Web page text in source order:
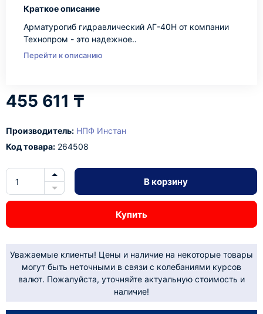
Краткое описание
Арматурогиб гидравлический АГ-40Н от компании
Технопром - это надежное..
Перейти к описанию
455 611 ₸
Производитель: НПФ Инстан
Код товара: 264508
В корзину
Купить
Уважаемые клиенты! Цены и наличие на некоторые товары
могут быть неточными в связи с колебаниями курсов
валют. Пожалуйста, уточняйте актуальную стоимость и
наличие!